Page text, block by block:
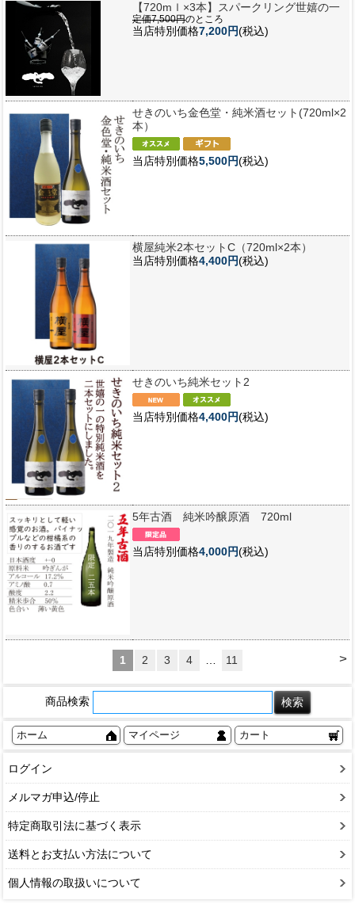
【720mｌ×3本】スパークリング世嬉の一
定価7,500円のところ
当店特別価格7,200円(税込)
せきのいち金色堂・純米酒セット(720ml×2
本）
当店特別価格5,500円(税込)
横屋純米2本セットC（720ml×2本）
当店特別価格4,400円(税込)
せきのいち純米セット2
当店特別価格4,400円(税込)
5年古酒 純米吟醸原酒 720ml
当店特別価格4,000円(税込)
>
1 2 3 4 … 11
商品検索
ホーム マイページ カート
ログイン
メルマガ申込/停止
特定商取引法に基づく表示
送料とお支払い方法について
個人情報の取扱いについて